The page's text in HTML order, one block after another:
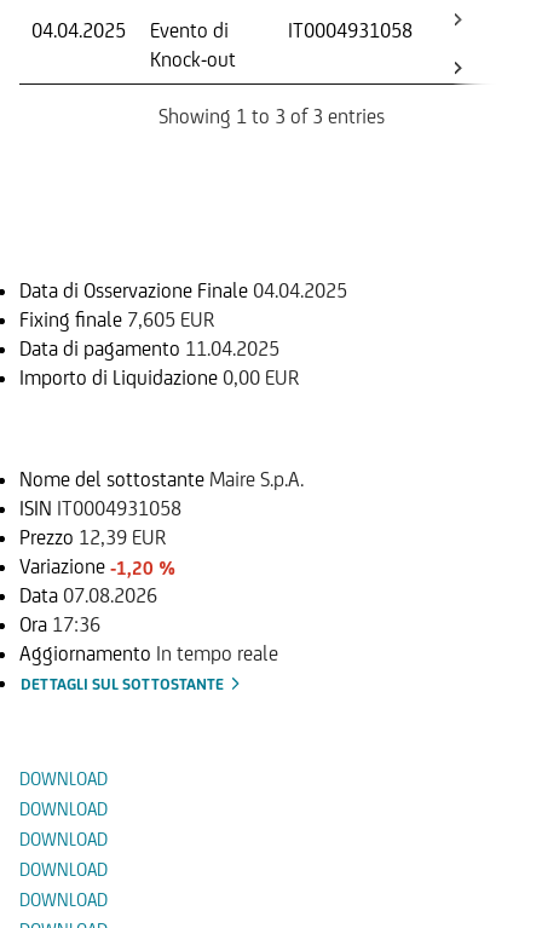
04.04.2025
Evento di
Knock-out
IT0004931058
Showing 1 to 3 of 3 entries
Data di Osservazione Finale 04.04.2025
Fixing finale 7,605 EUR
Data di pagamento 11.04.2025
Importo di Liquidazione 0,00 EUR
Nome del sottostante Maire S.p.A.
ISIN IT0004931058
Prezzo 12,39 EUR
Variazione -1,20 %
Data 07.08.2026
Ora 17:36
Aggiornamento In tempo reale
DETTAGLI SUL SOTTOSTANTE
DOWNLOAD
DOWNLOAD
DOWNLOAD
DOWNLOAD
DOWNLOAD